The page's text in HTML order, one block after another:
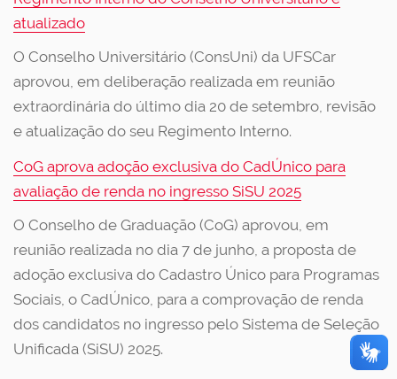
atualizado
O Conselho Universitário (ConsUni) da UFSCar
aprovou, em deliberação realizada em reunião
extraordinária do último dia 20 de setembro, revisão
e atualização do seu Regimento Interno.
CoG aprova adoção exclusiva do CadÚnico para
avaliação de renda no ingresso SiSU 2025
O Conselho de Graduação (CoG) aprovou, em
reunião realizada no dia 7 de junho, a proposta de
adoção exclusiva do Cadastro Único para Programas
Sociais, o CadÚnico, para a comprovação de renda
dos candidatos no ingresso pelo Sistema de Seleção
Unificada (SiSU) 2025.